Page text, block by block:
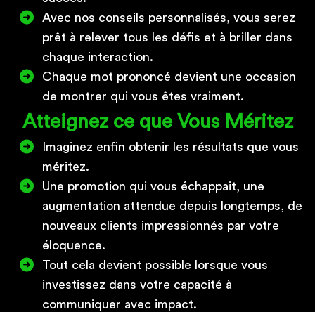
Avec nos conseils personnalisés, vous serez
prêt à relever tous les défis et à briller dans
chaque interaction.
Chaque mot prononcé devient une occasion
de montrer qui vous êtes vraiment.
Atteignez ce que Vous Méritez
Imaginez enfin obtenir les résultats que vous
méritez.
Une promotion qui vous échappait, une
augmentation attendue depuis longtemps, de
nouveaux clients impressionnés par votre
éloquence.
Tout cela devient possible lorsque vous
investissez dans votre capacité à
communiquer avec impact.